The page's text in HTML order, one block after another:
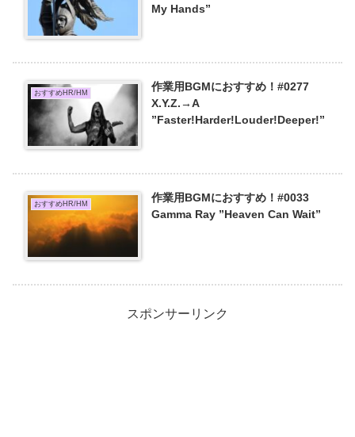
My Hands”
おすすめHR/HM
作業用BGMにおすすめ！#0277
X.Y.Z.→A
”Faster!Harder!Louder!Deeper!”
おすすめHR/HM
作業用BGMにおすすめ！#0033
Gamma Ray ”Heaven Can Wait”
スポンサーリンク